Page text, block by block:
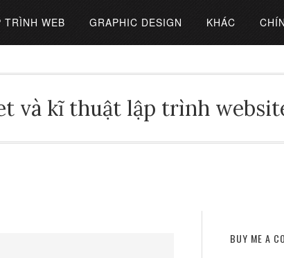
TRÌNH WEB GRAPHIC DESIGN KHÁC
và kĩ thuật lập trình
BUY ME A